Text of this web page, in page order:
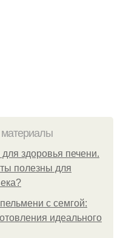
для здоровья печени.
полезны для
с семгой:
идеального